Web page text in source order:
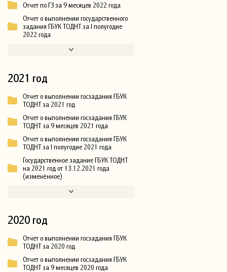
Отчет по ГЗ за 9 месяцев 2022 года
Отчет о выполнении государственного
задания ГБУК ТОДНТ за I полугодие
2022 года
2021 год
Отчет о выполнении госзадания ГБУК
ТОДНТ за 2021 год
Отчет о выполнении госзадания ГБУК
ТОДНТ за 9 месяцев 2021 года
Отчет о выполнении госзадания ГБУК
ТОДНТ за I полугодие 2021 года
Государственное задание ГБУК ТОДНТ
на 2021 год от 13.12.2021 года
(изменённое)
2020 год
Отчет о выполнении госзадания ГБУК
ТОДНТ за 2020 год
Отчет о выполнении госзадания ГБУК
ТОДНТ за 9 месяцев 2020 года